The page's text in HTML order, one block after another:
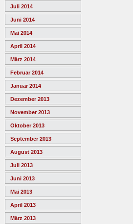
Juli 2014
Juni 2014
Mai 2014
April 2014
März 2014
Februar 2014
Januar 2014
Dezember 2013
November 2013
Oktober 2013
September 2013
August 2013
Juli 2013
Juni 2013
Mai 2013
April 2013
März 2013